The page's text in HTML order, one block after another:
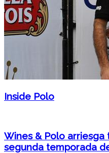
Inside Polo
Wines & Polo arriesga
segunda temporada